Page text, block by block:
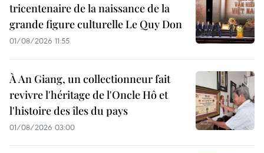
tricentenaire de la naissance de la
grande figure culturelle Le Quy Don
01/08/2026 11:55
À An Giang, un collectionneur fait
revivre l'héritage de l'Oncle Hô et
l'histoire des îles du pays
01/08/2026 03:00